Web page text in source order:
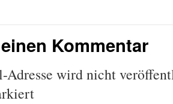
Kommentar
Adresse wird nicht